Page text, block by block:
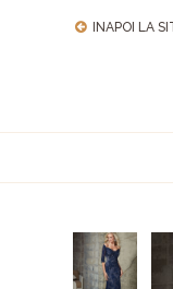
INAPOI LA